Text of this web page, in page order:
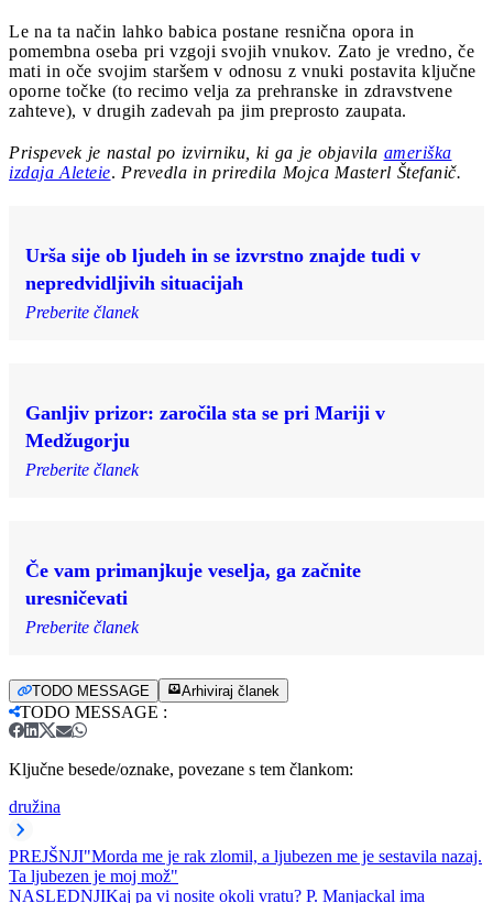
Le na ta način lahko babica postane resnična opora in
pomembna oseba pri vzgoji svojih vnukov. Zato je vredno, če
mati in oče svojim staršem v odnosu z vnuki postavita ključne
oporne točke (to recimo velja za prehranske in zdravstvene
zahteve), v drugih zadevah pa jim preprosto zaupata.
Prispevek je nastal po izvirniku, ki ga je objavila ameriška
izdaja Aleteie. Prevedla in priredila Mojca Masterl Štefanič.
Urša sije ob ljudeh in se izvrstno znajde tudi v
nepredvidljivih situacijah
Preberite članek
Ganljiv prizor: zaročila sta se pri Mariji v
Medžugorju
Preberite članek
Če vam primanjkuje veselja, ga začnite
uresničevati
Preberite članek
TODO MESSAGE Arhiviraj članek
TODO MESSAGE :
Ključne besede/oznake, povezane s tem člankom:
družina
PREJŠNJI"Morda me je rak zlomil, a ljubezen me je sestavila nazaj.
Ta ljubezen je moj mož"
NASLEDNJIKaj pa vi nosite okoli vratu? P. Manjackal ima